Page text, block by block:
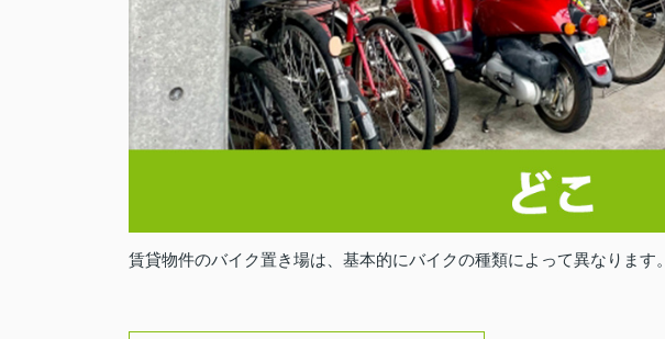
賃貸物件のバイク置き場は、基本的にバイクの種類によって異なります。